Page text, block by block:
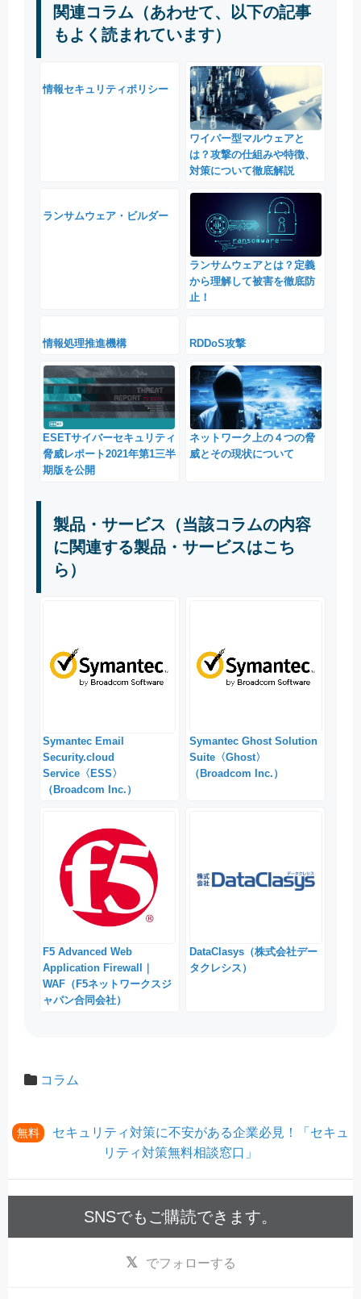
関連コラム（あわせて、以下の記事
もよく読まれています）
情報セキュリティポリシー
ワイパー型マルウェアと
は？攻撃の仕組みや特徴、
対策について徹底解説
ランサムウェア・ビルダー
ランサムウェアとは？定義
から理解して被害を徹底防
止！
情報処理推進機構 RDDoS攻撃
ESETサイバーセキュリティ
脅威レポート2021年第1三半
期版を公開
ネットワーク上の４つの脅
威とその現状について
製品・サービス（当該コラムの内容
に関連する製品・サービスはこち
ら）
Symantec Email
Security.cloud
Service〈ESS〉
（Broadcom Inc.）
Symantec Ghost Solution
Suite〈Ghost〉
（Broadcom Inc.）
F5 Advanced Web
Application Firewall｜
WAF（F5ネットワークスジ
ャパン合同会社）
DataClasys（株式会社デー
タクレシス）
コラム
無料
セキュリティ対策に不安がある企業必見！「セキュ
リティ対策無料相談窓口」
SNSでもご購読できます。
でフォローする